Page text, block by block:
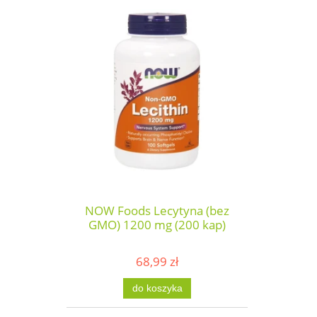
NOW Foods Lecytyna (bez
GMO) 1200 mg (200 kap)
68,99 zł
do koszyka